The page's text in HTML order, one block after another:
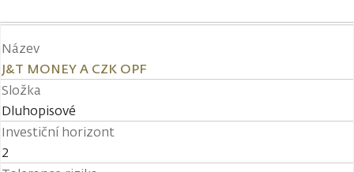
Název
J&T MONEY A CZK OPF
Složka
Dluhopisové
Investiční horizont
2